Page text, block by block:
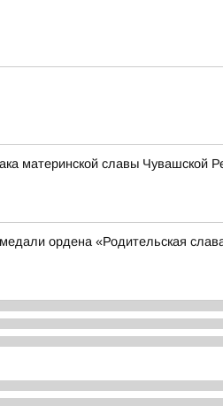
материнской славы Чувашской
ордена «Родительская